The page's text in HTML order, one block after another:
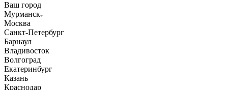
Ваш город
Мурманск
Москва
Санкт-Петербург
Барнаул
Владивосток
Волгоград
Екатеринбург
Казань
Краснодар